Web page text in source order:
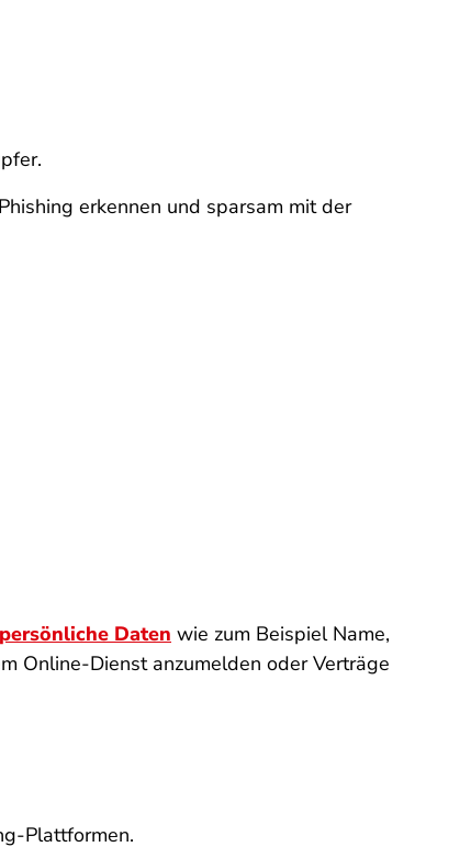
erkennen und sparsam mit der
persönliche Daten wie zum Beispiel Name,
Online-Dienst anzumelden oder Verträge
Plattformen.